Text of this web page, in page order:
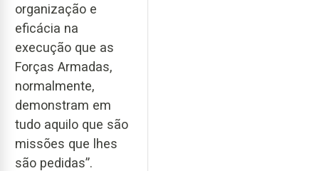
organização e
eficácia na
execução que as
Forças Armadas,
normalmente,
demonstram em
tudo aquilo que são
missões que lhes
são pedidas”.